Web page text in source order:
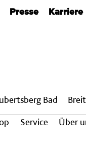
Presse Karriere
Service Über
Bad